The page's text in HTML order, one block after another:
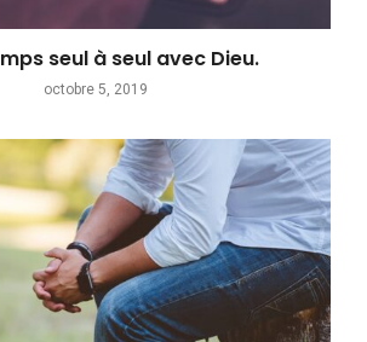
seul à seul avec Dieu.
octobre 5, 2019